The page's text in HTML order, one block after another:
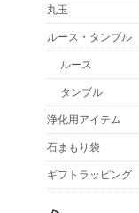
丸玉
ルース・タンブル
ルース
タンブル
浄化用アイテム
石まもり袋
ギフトラッピング